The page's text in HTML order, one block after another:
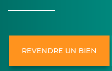
REVENDRE UN BIEN